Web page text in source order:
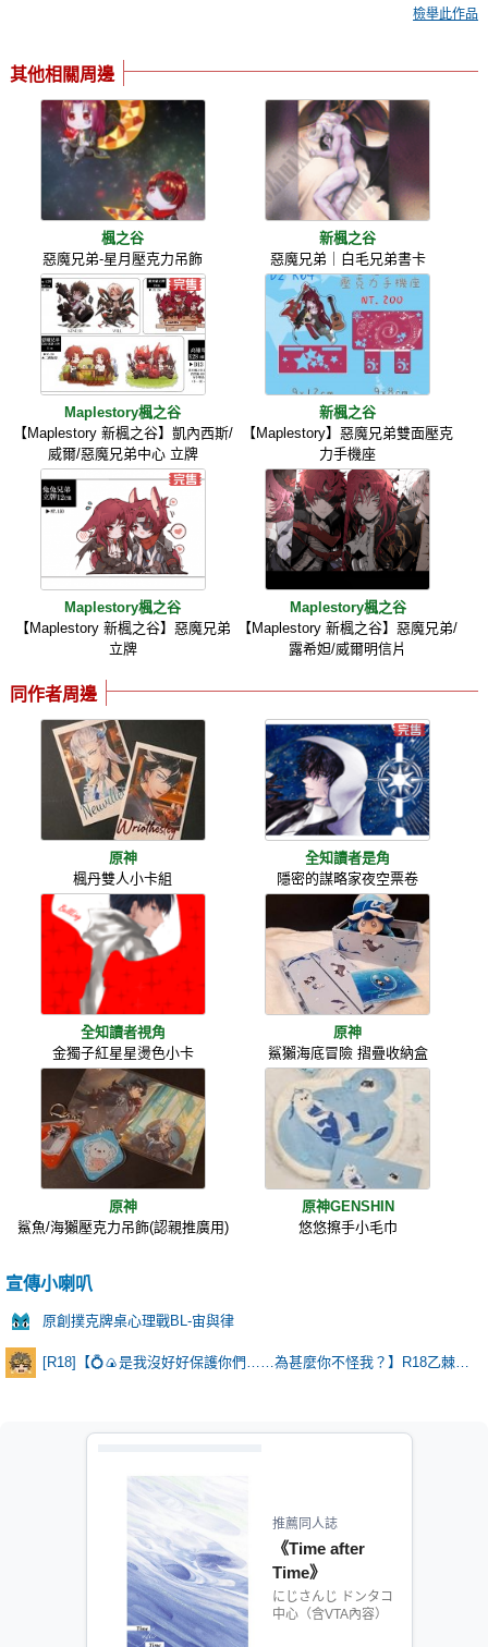
檢舉此作品
其他相關周邊
楓之谷
惡魔兄弟-星月壓克力吊飾
新楓之谷
惡魔兄弟｜白毛兄弟書卡
Maplestory楓之谷
【Maplestory 新楓之谷】凱內西斯/
威爾/惡魔兄弟中心 立牌
新楓之谷
【Maplestory】惡魔兄弟雙面壓克
力手機座
Maplestory楓之谷
【Maplestory 新楓之谷】惡魔兄弟
立牌
Maplestory楓之谷
【Maplestory 新楓之谷】惡魔兄弟/
露希妲/威爾明信片
同作者周邊
原神
楓丹雙人小卡組
全知讀者是角
隱密的謀略家夜空票卷
全知讀者視角
金獨子紅星星燙色小卡
原神
鯊獺海底冒險 摺疊收納盒
原神
鯊魚/海獺壓克力吊飾(認親推廣用)
原神GENSHIN
悠悠擦手小毛巾
宣傳小喇叭
原創撲克牌桌心理戰BL-宙與律
[R18]【💍🍙是我沒好好保護你們……為甚麼你不怪我？】R18乙棘《Poker Face》* 含本篇劇情
推薦同人誌
《Time after
Time》
にじさんじ ドンタコ
中心（含VTA內容）